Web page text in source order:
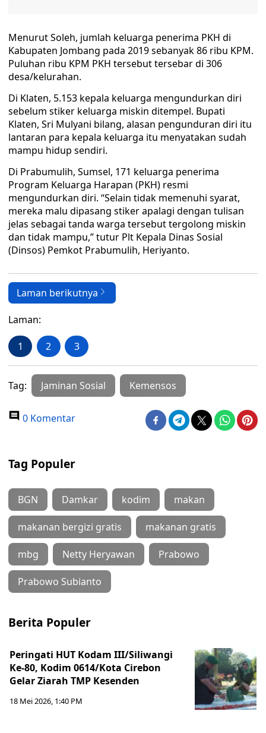
Menurut Soleh, jumlah keluarga penerima PKH di
Kabupaten Jombang pada 2019 sebanyak 86 ribu KPM.
Puluhan ribu KPM PKH tersebut tersebar di 306
desa/kelurahan.
Di Klaten, 5.153 kepala keluarga mengundurkan diri
sebelum stiker keluarga miskin ditempel. Bupati
Klaten, Sri Mulyani bilang, alasan pengunduran diri itu
lantaran para kepala keluarga itu menyatakan sudah
mampu hidup sendiri.
Di Prabumulih, Sumsel, 171 keluarga penerima
Program Keluarga Harapan (PKH) resmi
mengundurkan diri. “Selain tidak memenuhi syarat,
mereka malu dipasang stiker apalagi dengan tulisan
jelas sebagai tanda warga tersebut tergolong miskin
dan tidak mampu,” tutur Plt Kepala Dinas Sosial
(Dinsos) Pemkot Prabumulih, Heriyanto.
Laman berikutnya
Laman:
1 2 3
Tag: Jaminan Sosial Kemensos
0 Komentar
Tag Populer
BGN Damkar kodim makan
makanan bergizi gratis makanan gratis
mbg Netty Heryawan Prabowo
Prabowo Subianto
Berita Populer
Peringati HUT Kodam III/Siliwangi
Ke-80, Kodim 0614/Kota Cirebon
Gelar Ziarah TMP Kesenden
18 Mei 2026, 1:40 PM